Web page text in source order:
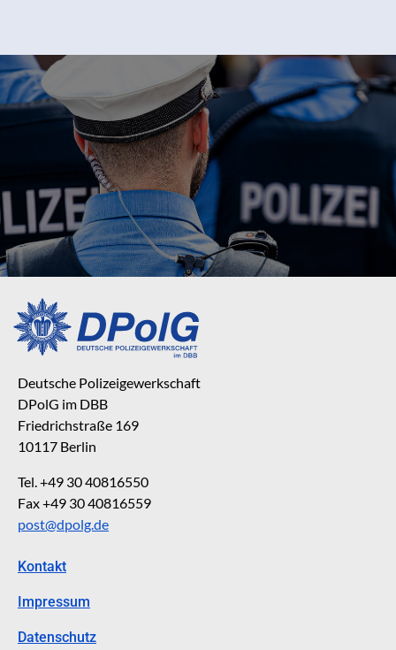
Deutsche Polizeigewerkschaft
DPolG im DBB
Friedrichstraße 169
10117 Berlin
Tel. +49 30 40816550
Fax +49 30 40816559
post@dpolg.de
Kontakt
Impressum
Datenschutz